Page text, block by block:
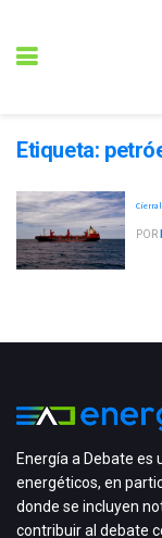
Etiqueta:
Cierra
POR
Energía a Debate es
energéticos, en
donde se incluyen
contribuir al debate